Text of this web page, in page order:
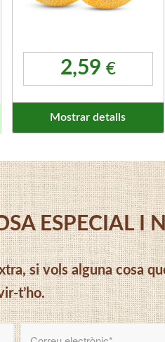
2,59 €
Mostrar detalls
ESPECIAL I
si vols alguna cosa
t’ho.